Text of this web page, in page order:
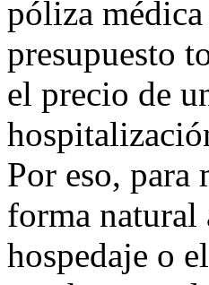
póliza
presupuesto
el precio de
Por eso, para
forma natural
hospedaje o